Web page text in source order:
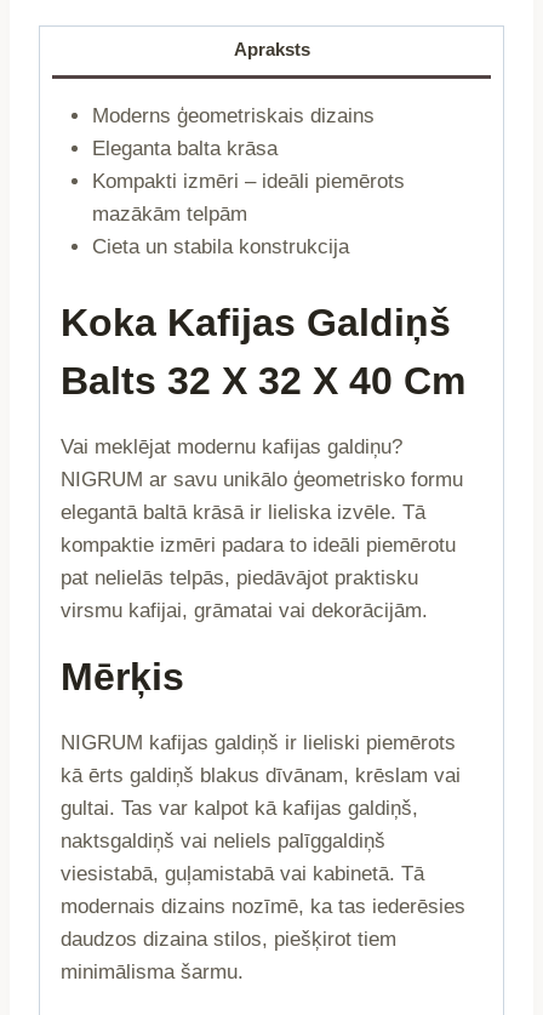
744273
daudzums
Apraksts
Moderns ģeometriskais dizains
Eleganta balta krāsa
Kompakti izmēri – ideāli piemērots
mazākām telpām
Cieta un stabila konstrukcija
Koka Kafijas Galdiņš
Balts 32 X 32 X 40 Cm
Vai meklējat modernu kafijas galdiņu?
NIGRUM ar savu unikālo ģeometrisko formu
elegantā baltā krāsā ir lieliska izvēle. Tā
kompaktie izmēri padara to ideāli piemērotu
pat nelielās telpās, piedāvājot praktisku
virsmu kafijai, grāmatai vai dekorācijām.
Mērķis
NIGRUM kafijas galdiņš ir lieliski piemērots
kā ērts galdiņš blakus dīvānam, krēslam vai
gultai. Tas var kalpot kā kafijas galdiņš,
naktsgaldiņš vai neliels palīggaldiņš
viesistabā, guļamistabā vai kabinetā. Tā
modernais dizains nozīmē, ka tas iederēsies
daudzos dizaina stilos, piešķirot tiem
minimālisma šarmu.